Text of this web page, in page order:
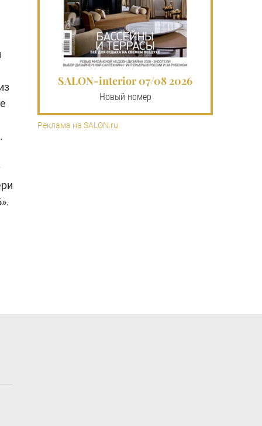
SALON-interior 07/08 2026
Новый номер
Реклама на SALON.ru